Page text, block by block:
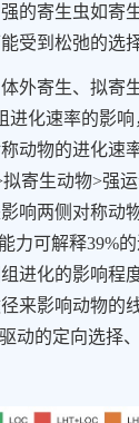
的寄生虫如寄
受到松弛的选
外寄生、拟寄
进化速率的影
动物的进化速
拟寄生动物>强
响两侧对称动
力可解释39%
进化的影响程
来影响动物的
动的定向选择